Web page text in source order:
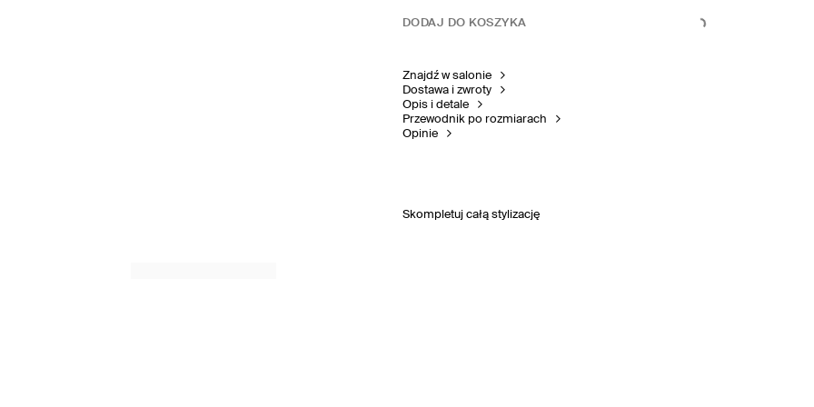
DODAJ DO KOSZYKA
Znajdź w salonie
Dostawa i zwroty
Opis i detale
Przewodnik po rozmiarach
Opinie
Skompletuj całą stylizację